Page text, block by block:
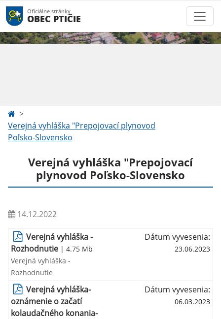
Oficiálne stránky
OBEC PTIČIE
Verejná vyhláška "Prepojovací plynovod
Poľsko-Slovensko
Verejná vyhláška "Prepojovací
plynovod Poľsko-Slovensko
14.12.2022
Verejná vyhláška -
Rozhodnutie | 4.75 Mb
Dátum vyvesenia:
23.06.2023
Verejná vyhláška -
Rozhodnutie
Verejná vyhláška-
oznámenie o začatí
kolaudačného konania-
Dátum vyvesenia:
06.03.2023